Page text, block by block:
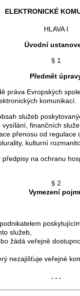
ELEKTRONICKÉ
HLAVA I
Úvodní
§ 1
Předmět
Evropských
komunikací.
služeb
finančních
přenosu od
kulturní
na ochranu
§ 2
Vymezení
služeb,
veřejně
veřejné
. . .
náhrady
škody
+náhrady